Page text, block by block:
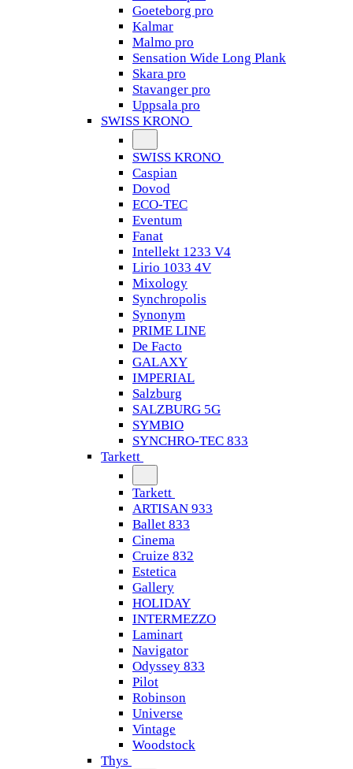
Goeteborg pro
Kalmar
Malmo pro
Sensation Wide Long Plank
Skara pro
Stavanger pro
Uppsala pro
SWISS KRONO
SWISS KRONO
Caspian
Dovod
ECO-TEC
Eventum
Fanat
Intellekt 1233 V4
Lirio 1033 4V
Mixology
Synchropolis
Synonym
PRIME LINE
De Facto
GALAXY
IMPERIAL
Salzburg
SALZBURG 5G
SYMBIO
SYNCHRO-TEC 833
Tarkett
Tarkett
ARTISAN 933
Ballet 833
Cinema
Cruize 832
Estetica
Gallery
HOLIDAY
INTERMEZZO
Laminart
Navigator
Odyssey 833
Pilot
Robinson
Universe
Vintage
Woodstock
Thys